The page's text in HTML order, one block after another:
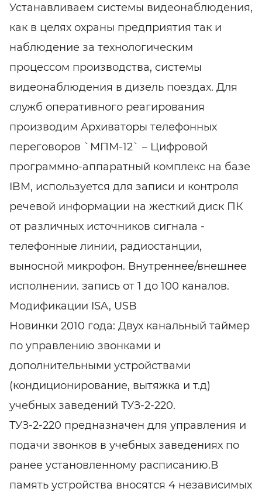
Устанавливаем системы видеонаблюдения,
как в целях охраны предприятия так и
наблюдение за технологическим
процессом производства, системы
видеонаблюдения в дизель поездах. Для
служб оперативного реагирования
производим Архиваторы телефонных
переговоров `МПМ-12` – Цифровой
программно-аппаратный комплекс на базе
IBM, используется для записи и контроля
речевой информации на жесткий диск ПК
от различных источников сигнала -
телефонные линии, радиостанции,
выносной микрофон. Внутреннее/внешнее
исполнении. запись от 1 до 100 каналов.
Модификации ISA, USB
Новинки 2010 года: Двух канальный таймер
по управлению звонками и
дополнительными устройствами
(кондиционирование, вытяжка и т.д)
учебных заведений ТУЗ-2-220.
ТУЗ-2-220 предназначен для управления и
подачи звонков в учебных заведениях по
ранее установленному расписанию.В
память устройства вносятся 4 независимых